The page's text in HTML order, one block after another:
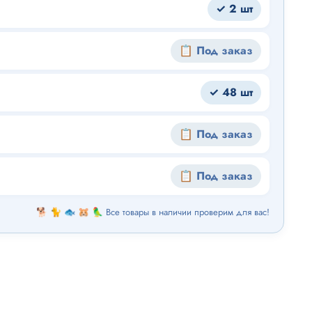
✓ 2 шт
📋 Под заказ
✓ 48 шт
📋 Под заказ
📋 Под заказ
🐕 🐈 🐟 🐹 🦜 Все товары в наличии проверим для вас!